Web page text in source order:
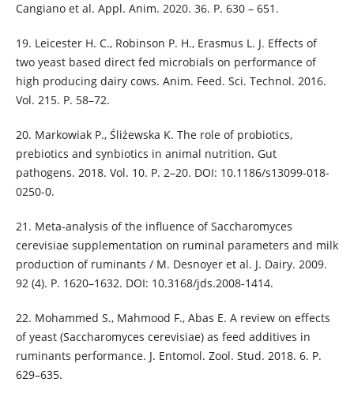
Cangiano et al. Appl. Anim. 2020. 36. P. 630 – 651.
19. Leicester H. C., Robinson P. H., Erasmus L. J. Effects of
two yeast based direct fed microbials on performance of
high producing dairy cows. Anim. Feed. Sci. Technol. 2016.
Vol. 215. P. 58–72.
20. Markowiak P., Śliżewska K. The role of probiotics,
prebiotics and synbiotics in animal nutrition. Gut
pathogens. 2018. Vol. 10. P. 2–20. DOI: 10.1186/s13099-018-
0250-0.
21. Meta-analysis of the influence of Saccharomyces
cerevisiae supplementation on ruminal parameters and milk
production of ruminants / M. Desnoyer et al. J. Dairy. 2009.
92 (4). P. 1620–1632. DOI: 10.3168/jds.2008-1414.
22. Mohammed S., Mahmood F., Abas E. A review on effects
of yeast (Saccharomyces cerevisiae) as feed additives in
ruminants performance. J. Entomol. Zool. Stud. 2018. 6. P.
629–635.